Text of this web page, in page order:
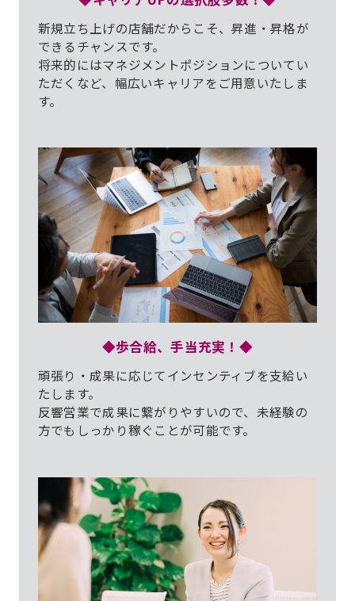
新規立ち上げの店舗だからこそ、昇進・昇格が
できるチャンスです。
将来的にはマネジメントポジションについてい
ただくなど、幅広いキャリアをご用意いたしま
す。
◆歩合給、手当充実！◆
頑張り・成果に応じてインセンティブを支給い
たします。
反響営業で成果に繋がりやすいので、未経験の
方でもしっかり稼ぐことが可能です。